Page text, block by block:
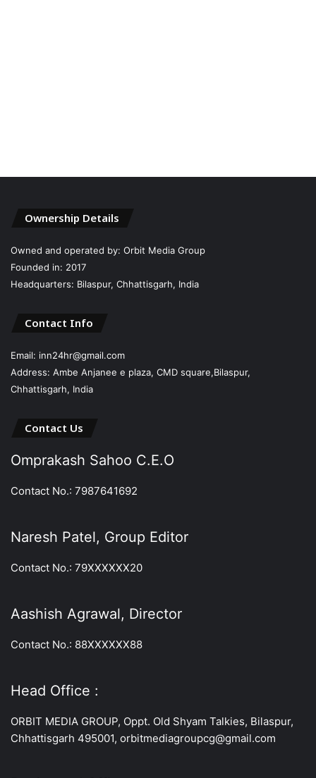
Ownership Details
Owned and operated by: Orbit Media Group
Founded in: 2017
Headquarters: Bilaspur, Chhattisgarh, India
Contact Info
Email: inn24hr@gmail.com
Address: Ambe Anjanee e plaza, CMD square,Bilaspur,
Chhattisgarh, India
Contact Us
Omprakash Sahoo C.E.O
Contact No.: 7987641692
Naresh Patel, Group Editor
Contact No.: 79XXXXXX20
Aashish Agrawal, Director
Contact No.: 88XXXXXX88
Head Office :
ORBIT MEDIA GROUP, Oppt. Old Shyam Talkies, Bilaspur,
Chhattisgarh 495001, orbitmediagroupcg@gmail.com